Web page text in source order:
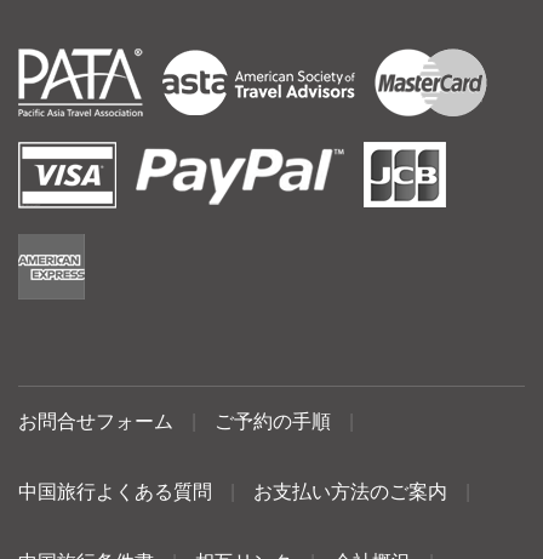
お問合せフォーム ご予約の手順
中国旅行よくある質問 お支払い方法のご案内